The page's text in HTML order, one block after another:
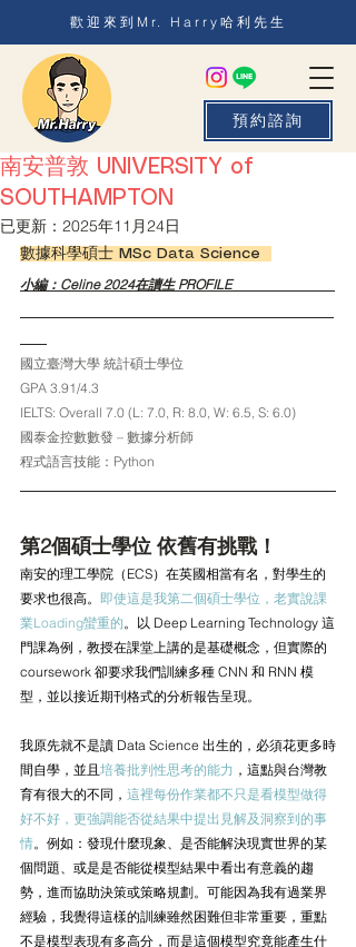
預約諮詢
歡迎來到Mr. Harry哈利先生
南安普敦 UNIVERSITY of
SOUTHAMPTON
已更新： 2025年11月24日
數據科學碩士 MSc Data Science
小編：Celine 2024在讀生 PROFILE
國立臺灣大學 統計碩士學位
GPA 3.91/4.3
IELTS: Overall 7.0 (L: 7.0, R: 8.0, W: 6.5, S: 6.0)
國泰金控數數發 – 數據分析師
程式語言技能：Python
第2個碩士學位 依舊有挑戰！
南安的理工學院（ECS）在英國相當有名，對學生的
要求也很高。 即使這是我第二個碩士學位，老實說課
業Loading蠻重的。以 Deep Learning Technology 這
門課為例，教授在課堂上講的是基礎概念，但實際的
coursework 卻要求我們訓練多種 CNN 和 RNN 模
型，並以接近期刊格式的分析報告呈現。
我原先就不是讀 Data Science 出生的，必須花更多時
間自學，並且 培養批判性思考的能力 ，這點與台灣教
育有很大的不同， 這裡每份作業都不只是看模型做得
好不好，更強調能否從結果中提出見解及洞察到的事
情。例如：發現什麼現象、是否能解決現實世界的某
個問題、或是是否能從模型結果中看出有意義的趨
勢，進而協助決策或策略規劃。可能因為我有過業界
經驗，我覺得這樣的訓練雖然困難但非常重要，重點
不是模型表現有多高分，而是這個模型究竟能產生什